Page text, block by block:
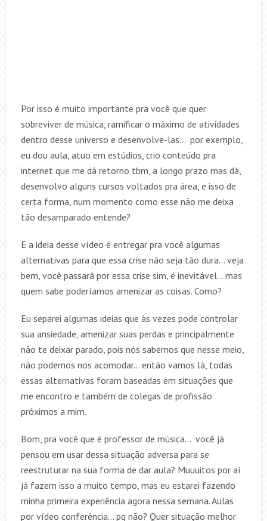
Por isso é muito importante pra você que quer
sobreviver de música, ramificar o máximo de atividades
dentro desse universo e desenvolve-las… por exemplo,
eu dou aula, atuo em estúdios, crio conteúdo pra
internet que me dá retorno tbm, a longo prazo mas dá,
desenvolvo alguns cursos voltados pra área, e isso de
certa forma, num momento como esse não me deixa
tão desamparado entende?
E a ideia desse vídeo é entregar pra você algumas
alternativas para que essa crise não seja tão dura… veja
bem, você passará por essa crise sim, é inevitável… mas
quem sabe poderíamos amenizar as coisas. Como?
Eu separei algumas ideias que às vezes pode controlar
sua ansiedade, amenizar suas perdas e principalmente
não te deixar parado, pois nós sabemos que nesse meio,
não podemos nos acomodar… então vamos lá, todas
essas alternativas foram baseadas em situações que
me encontro e também de colegas de profissão
próximos a mim.
Bom, pra você que é professor de música… você já
pensou em usar dessa situação adversa para se
reestruturar na sua forma de dar aula? Muuuitos por aí
já fazem isso a muito tempo, mas eu estarei fazendo
minha primeira experiência agora nessa semana. Aulas
por vídeo conferência… pq não? Quer situação melhor